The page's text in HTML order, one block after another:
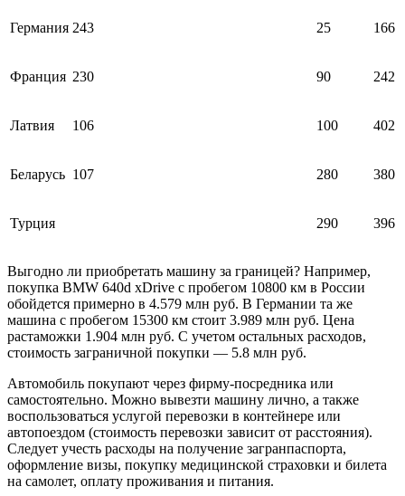
Германия 243 25 166
Франция 230 90 242
Латвия 106 100 402
Беларусь 107 280 380
Турция 290 396
Выгодно ли приобретать машину за границей? Например,
покупка BMW 640d xDrive с пробегом 10800 км в России
обойдется примерно в 4.579 млн руб. В Германии та же
машина с пробегом 15300 км стоит 3.989 млн руб. Цена
растаможки 1.904 млн руб. С учетом остальных расходов,
стоимость заграничной покупки — 5.8 млн руб.
Автомобиль покупают через фирму-посредника или
самостоятельно. Можно вывезти машину лично, а также
воспользоваться услугой перевозки в контейнере или
автопоездом (стоимость перевозки зависит от расстояния).
Следует учесть расходы на получение загранпаспорта,
оформление визы, покупку медицинской страховки и билета
на самолет, оплату проживания и питания.